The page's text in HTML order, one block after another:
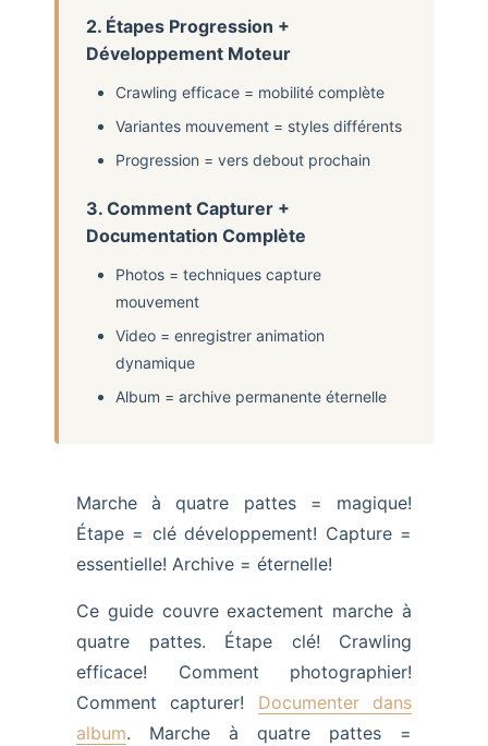
2. Étapes Progression +
Développement Moteur
Crawling efficace = mobilité complète
Variantes mouvement = styles différents
Progression = vers debout prochain
3. Comment Capturer +
Documentation Complète
Photos = techniques capture
mouvement
Video = enregistrer animation
dynamique
Album = archive permanente éternelle
Marche à quatre pattes = magique!
Étape = clé développement! Capture =
essentielle! Archive = éternelle!
Ce guide couvre exactement marche à
quatre pattes. Étape clé! Crawling
efficace! Comment photographier!
Comment capturer! Documenter dans
album. Marche à quatre pattes =